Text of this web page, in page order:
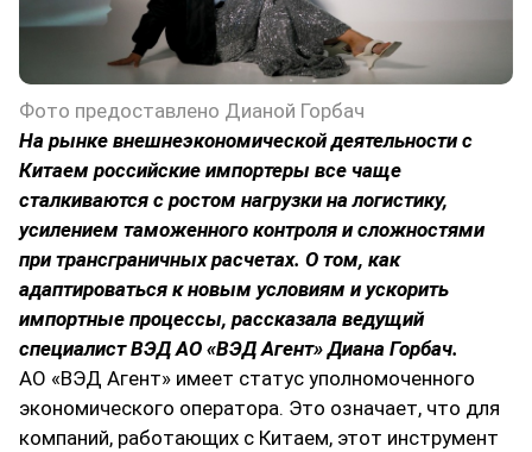
Фото предоставлено Дианой Горбач
На рынке внешнеэкономической деятельности с
Китаем российские импортеры все чаще
сталкиваются с ростом нагрузки на логистику,
усилением таможенного контроля и сложностями
при трансграничных расчетах. О том, как
адаптироваться к новым условиям и ускорить
импортные процессы, рассказала ведущий
специалист ВЭД АО «ВЭД Агент» Диана Горбач.
АО «ВЭД Агент» имеет статус уполномоченного
экономического оператора. Это означает, что для
компаний, работающих с Китаем, этот инструмент